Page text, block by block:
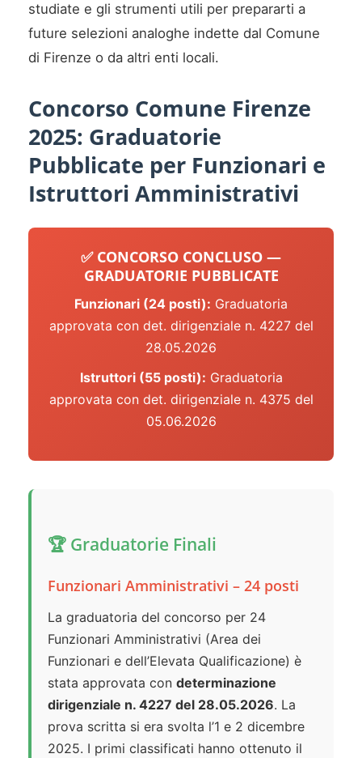
studiate e gli strumenti utili per prepararti a
future selezioni analoghe indette dal Comune
di Firenze o da altri enti locali.
Concorso Comune Firenze
2025: Graduatorie
Pubblicate per Funzionari e
Istruttori Amministrativi
✅ CONCORSO CONCLUSO —
GRADUATORIE PUBBLICATE
Funzionari (24 posti): Graduatoria
approvata con det. dirigenziale n. 4227 del
28.05.2026
Istruttori (55 posti): Graduatoria
approvata con det. dirigenziale n. 4375 del
05.06.2026
🏆 Graduatorie Finali
Funzionari Amministrativi – 24 posti
La graduatoria del concorso per 24
Funzionari Amministrativi (Area dei
Funzionari e dell’Elevata Qualificazione) è
stata approvata con determinazione
dirigenziale n. 4227 del 28.05.2026. La
prova scritta si era svolta l’1 e 2 dicembre
2025. I primi classificati hanno ottenuto il